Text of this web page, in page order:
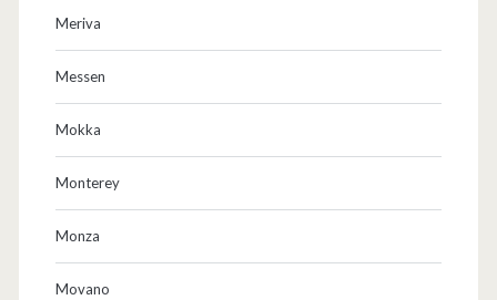
Meriva
Messen
Mokka
Monterey
Monza
Movano